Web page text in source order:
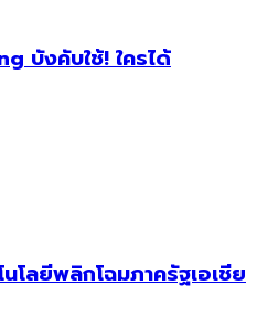
บังคับใช้! ใครได้
โลยีพลิกโฉมภาครัฐเอเชีย